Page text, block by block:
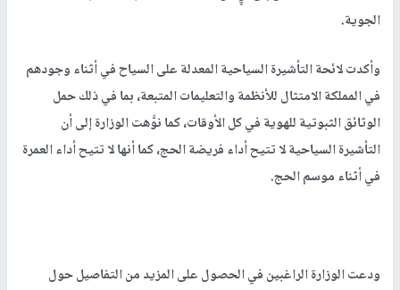
الجوية.
وأكدت لائحة التأشيرة السياحية المعدلة على السياح في أثناء وجودهم
في المملكة الامتثال للأنظمة والتعليمات المتبعة، بما في ذلك حمل
الوثائق الثبوتية للهوية في كل الأوقات، كما نوَّهت الوزارة إلى أن
التأشيرة السياحية لا تتيح أداء فريضة الحج، كما أنها لا تتيح أداء العمرة
في أثناء موسم الحج.
ودعت الوزارة الراغبين في الحصول على المزيد من التفاصيل حول